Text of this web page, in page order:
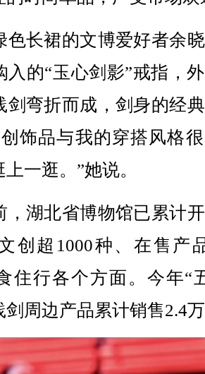
长裙的文博爱好者余
入的“玉心剑影”戒指，
剑弯折而成，剑身的经
饰品与我的穿搭风格
一逛。”她说。
湖北省博物馆已累计
创超1000种、在售产
住行各个方面。今年“
剑周边产品累计销售2.4